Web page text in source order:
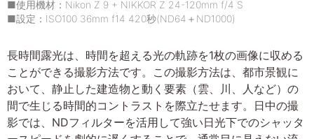
■使用機材：Nikon Z 9 + NIKKOR Z 24-120mm f/4 S
■設定：ISO100 36mm f14 420秒(ND64＋ND1000)
長時間露光は、時間を超える光の軌跡を1枚の画像に収める
ことができる撮影方法です。この撮影方法は、都市景観に
おいて、静止した建造物と動く要素（雲、川、人など）の
間で生じる時間的コントラストを際立たせます。日中の撮
影では、NDフィルターを活用して強い日光下でのシャッタ